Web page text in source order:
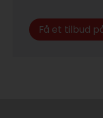
Få et tilbud